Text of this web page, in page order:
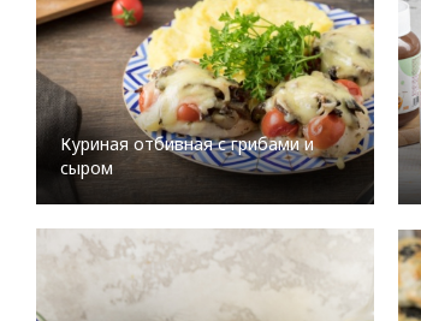
Куриная отбивная с грибами и
сыром